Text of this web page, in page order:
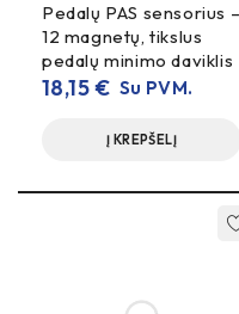
atskirai)
Montavimo
Laikykitės
Pedalų PAS sensorius –
12 magnetų, tikslus
pedalų minimo daviklis
18,15€ Su PVM.
Į KREPŠELĮ